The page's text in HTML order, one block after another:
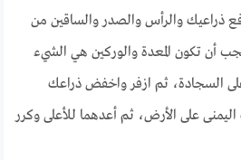
ذراعيك والرأس والصدر والساقين من
أن تكون المعدة والوركين هي الشيء
على السجادة، ثم ازفر واخفض ذراعك
على الأرض، ثم أعدهما للأعلى وكرر